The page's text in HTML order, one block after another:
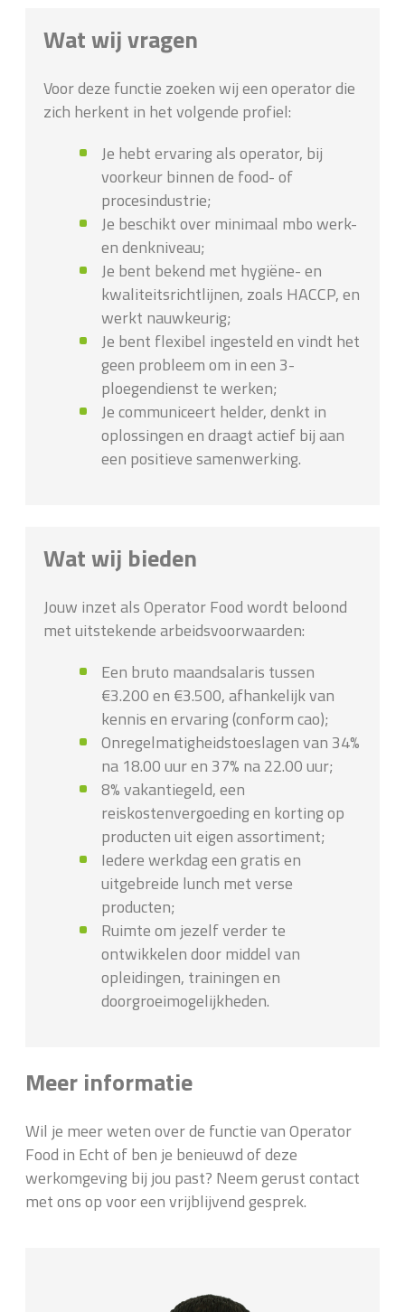
Wat wij vragen
Voor deze functie zoeken wij een operator die
zich herkent in het volgende profiel:
Je hebt ervaring als operator, bij
voorkeur binnen de food- of
procesindustrie;
Je beschikt over minimaal mbo werk-
en denkniveau;
Je bent bekend met hygiëne- en
kwaliteitsrichtlijnen, zoals HACCP, en
werkt nauwkeurig;
Je bent flexibel ingesteld en vindt het
geen probleem om in een 3-
ploegendienst te werken;
Je communiceert helder, denkt in
oplossingen en draagt actief bij aan
een positieve samenwerking.
Wat wij bieden
Jouw inzet als Operator Food wordt beloond
met uitstekende arbeidsvoorwaarden:
Een bruto maandsalaris tussen
€3.200 en €3.500, afhankelijk van
kennis en ervaring (conform cao);
Onregelmatigheidstoeslagen van 34%
na 18.00 uur en 37% na 22.00 uur;
8% vakantiegeld, een
reiskostenvergoeding en korting op
producten uit eigen assortiment;
Iedere werkdag een gratis en
uitgebreide lunch met verse
producten;
Ruimte om jezelf verder te
ontwikkelen door middel van
opleidingen, trainingen en
doorgroeimogelijkheden.
Meer informatie
Wil je meer weten over de functie van Operator
Food in Echt of ben je benieuwd of deze
werkomgeving bij jou past? Neem gerust contact
met ons op voor een vrijblijvend gesprek.